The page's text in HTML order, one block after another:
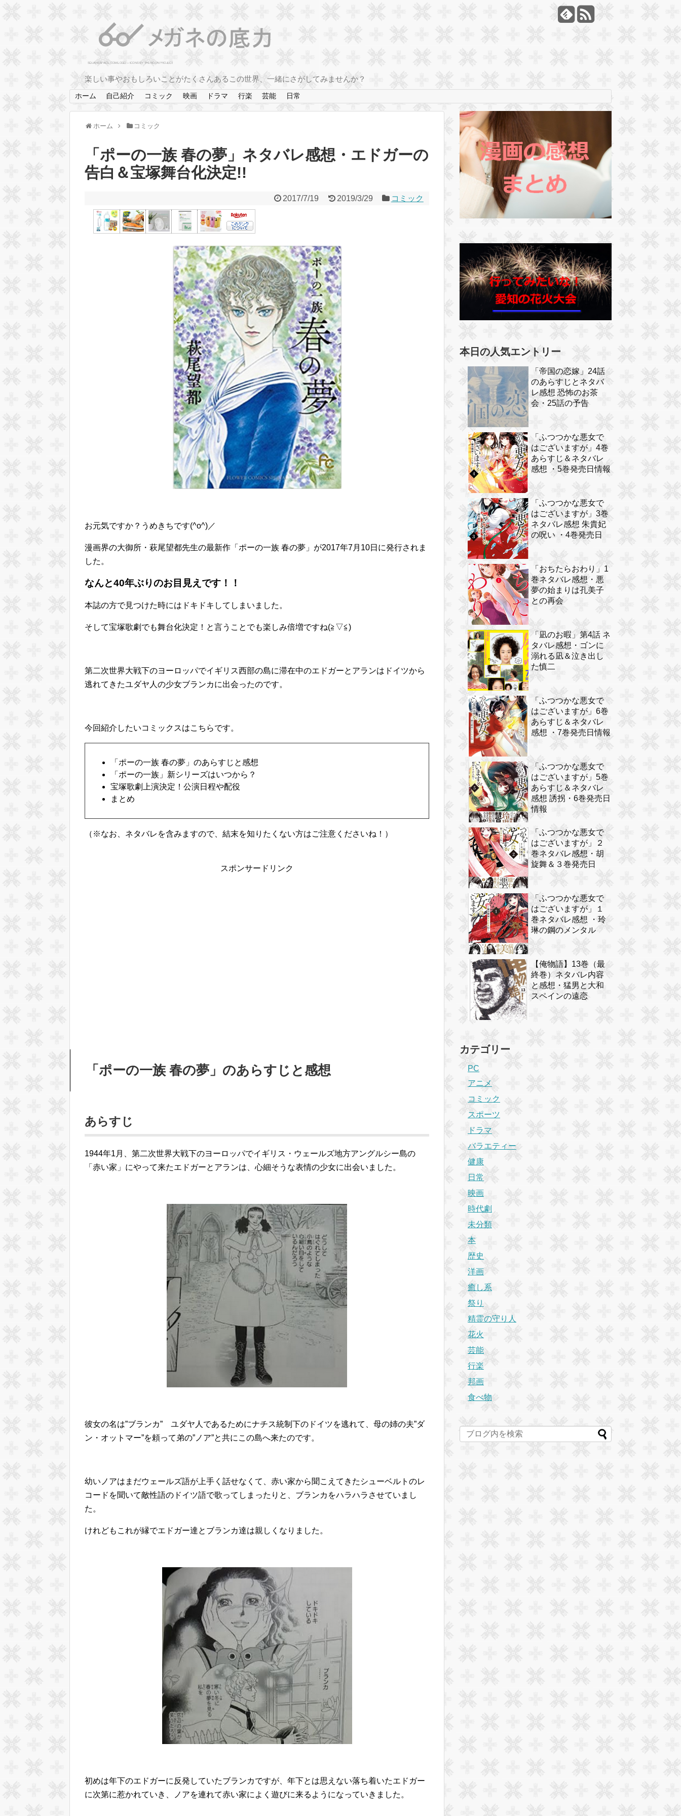
楽しい事やおもしろいことがたくさんあるこの世界、一緒にさがしてみませんか？
ホーム 自己紹介 コミック 映画 ドラマ 行楽 芸能 日常
ホーム コミック
「ポーの一族 春の夢」ネタバレ感想・エドガーの
告白＆宝塚舞台化決定!!
2017/7/19 2019/3/29 コミック
お元気ですか？うめきちです(^o^)／
漫画界の大御所・萩尾望都先生の最新作「ポーの一族 春の夢」が2017年7月10日に発行されま
した。
なんと40年ぶりのお目見えです！！
本誌の方で見つけた時にはドキドキしてしまいました。
そして宝塚歌劇でも舞台化決定！と言うことでも楽しみ倍増ですね(≧▽≦)
第二次世界大戦下のヨーロッパでイギリス西部の島に滞在中のエドガーとアランはドイツから
逃れてきたユダヤ人の少女ブランカに出会ったのです。
今回紹介したいコミックスはこちらです。
「ポーの一族 春の夢」のあらすじと感想
「ポーの一族」新シリーズはいつから？
宝塚歌劇上演決定！公演日程や配役
まとめ
（※なお、ネタバレを含みますので、結末を知りたくない方はご注意くださいね！）
スポンサードリンク
「ポーの一族 春の夢」のあらすじと感想
あらすじ
1944年1月、第二次世界大戦下のヨーロッパでイギリス・ウェールズ地方アングルシー島の
「赤い家」にやって来たエドガーとアランは、心細そうな表情の少女に出会いました。
彼女の名は”ブランカ” ユダヤ人であるためにナチス統制下のドイツを逃れて、母の姉の夫”ダ
ン・オットマー”を頼って弟の”ノア”と共にこの島へ来たのです。
幼いノアはまだウェールズ語が上手く話せなくて、赤い家から聞こえてきたシューベルトのレ
コードを聞いて敵性語のドイツ語で歌ってしまったりと、ブランカをハラハラさせていまし
た。
けれどもこれが縁でエドガー達とブランカ達は親しくなりました。
初めは年下のエドガーに反発していたブランカですが、年下とは思えない落ち着いたエドガー
に次第に惹かれていき、ノアを連れて赤い家によく遊びに来るようになっていきました。
本日の人気エントリー
「帝国の恋嫁」24話
のあらすじとネタバ
レ感想 恐怖のお茶
会・25話の予告
「ふつつかな悪女で
はございますが」4巻
あらすじ＆ネタバレ
感想 ・5巻発売日情報
「ふつつかな悪女で
はございますが」3巻
ネタバレ感想 朱貴妃
の呪い ・4巻発売日
「おちたらおわり」1
巻ネタバレ感想・悪
夢の始まりは孔美子
との再会
「凪のお暇」第4話 ネ
タバレ感想・ゴンに
溺れる凪＆泣き出し
た慎二
「ふつつかな悪女で
はございますが」6巻
あらすじ＆ネタバレ
感想 ・7巻発売日情報
「ふつつかな悪女で
はございますが」5巻
あらすじ＆ネタバレ
感想 誘拐・6巻発売日
情報
「ふつつかな悪女で
はございますが」２
巻ネタバレ感想・胡
旋舞＆３巻発売日
「ふつつかな悪女で
はございますが」１
巻ネタバレ感想 ・玲
琳の鋼のメンタル
【俺物語】13巻（最
終巻）ネタバレ内容
と感想・猛男と大和
スペインの遠恋
カテゴリー
PC
アニメ
コミック
スポーツ
ドラマ
バラエティー
健康
日常
映画
時代劇
未分類
本
歴史
洋画
癒し系
祭り
精霊の守り人
花火
芸能
行楽
邦画
食べ物